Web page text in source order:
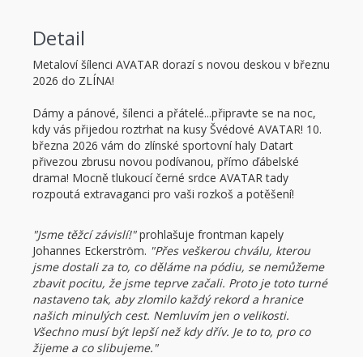
Detail
Metaloví šílenci AVATAR dorazí s novou deskou v březnu
2026 do ZLÍNA!
Dámy a pánové, šílenci a přátelé...připravte se na noc,
kdy vás přijedou roztrhat na kusy Švédové AVATAR! 10.
března 2026 vám do zlínské sportovní haly Datart
přivezou zbrusu novou podívanou, přímo ďábelské
drama! Mocně tlukoucí černé srdce AVATAR tady
rozpoutá extravaganci pro vaši rozkoš a potěšení!
"Jsme těžcí závislí!"prohlašuje frontman kapely
Johannes Eckerström. "Přes veškerou chválu, kterou
jsme dostali za to, co děláme na pódiu, se nemůžeme
zbavit pocitu, že jsme teprve začali. Proto je toto turné
nastaveno tak, aby zlomilo každý rekord a hranice
našich minulých cest. Nemluvím jen o velikosti.
Všechno musí být lepší než kdy dřív. Je to to, pro co
žijeme a co slibujeme."